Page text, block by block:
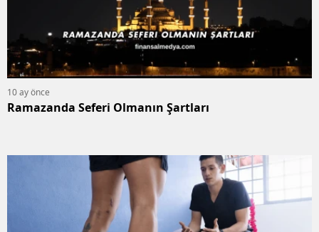
10 ay önce
Ramazanda Seferi Olmanın Şartları